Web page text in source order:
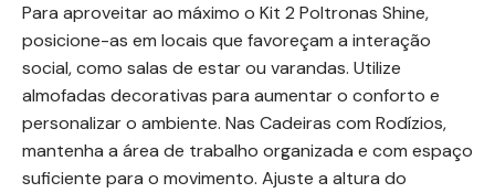
Para aproveitar ao máximo o Kit 2 Poltronas Shine,
posicione-as em locais que favoreçam a interação
social, como salas de estar ou varandas. Utilize
almofadas decorativas para aumentar o conforto e
personalizar o ambiente. Nas Cadeiras com Rodízios,
mantenha a área de trabalho organizada e com espaço
suficiente para o movimento. Ajuste a altura do